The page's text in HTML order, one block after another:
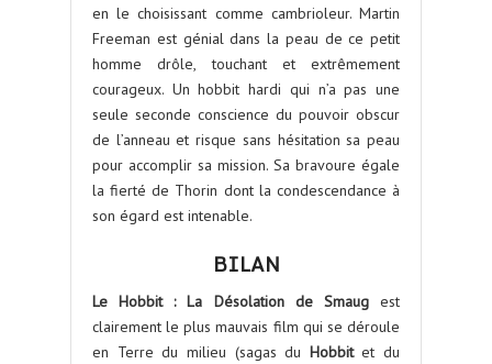
en le choisissant comme cambrioleur. Martin
Freeman est génial dans la peau de ce petit
homme drôle, touchant et extrêmement
courageux. Un hobbit hardi qui n’a pas une
seule seconde conscience du pouvoir obscur
de l’anneau et risque sans hésitation sa peau
pour accomplir sa mission. Sa bravoure égale
la fierté de Thorin dont la condescendance à
son égard est intenable.
BILAN
Le Hobbit : La Désolation de Smaugest
clairement le plus mauvais film qui se déroule
en Terre du milieu (sagas du Hobbitet du